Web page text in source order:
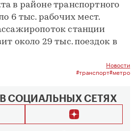
в районе транспортного
6 тыс. рабочих мест.
станции
около 29 тыс. поездок в
Новости
#транспорт#метро
СОЦИАЛЬНЫХ СЕТЯХ